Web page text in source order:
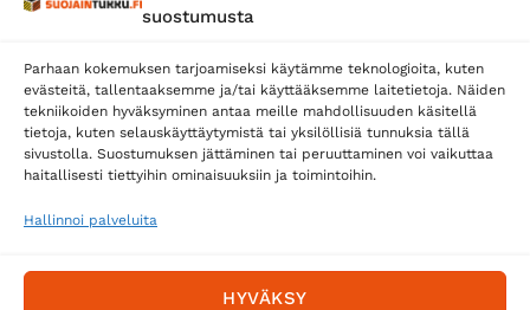
suostumusta
Parhaan kokemuksen tarjoamiseksi käytämme teknologioita, kuten
evästeitä, tallentaaksemme ja/tai käyttääksemme laitetietoja. Näiden
tekniikoiden hyväksyminen antaa meille mahdollisuuden käsitellä
tietoja, kuten selauskäyttäytymistä tai yksilöllisiä tunnuksia tällä
sivustolla. Suostumuksen jättäminen tai peruuttaminen voi vaikuttaa
haitallisesti tiettyihin ominaisuuksiin ja toimintoihin.
Hallinnoi palveluita
HYVÄKSY
Toimitustavat
Posti
Matkahuolto